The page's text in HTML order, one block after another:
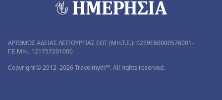
ΑΡΙΘΜΟΣ ΑΔΕΙΑΣ ΛΕΙΤΟΥΡΓΙΑΣ ΕΟΤ (MH.T.E.): 0259Ε60000576001-
Γ.Ε.ΜΗ.: 121757201000
Copyright © 2012–2026 Travelmyth™. All rights reserved.